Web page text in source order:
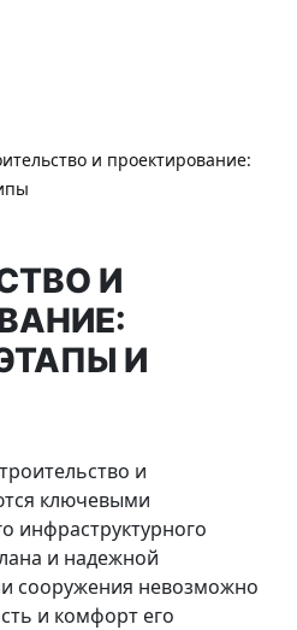
и проектирование:
И
И
и
ключевыми
инфраструктурного
и надежной
сооружения невозможно
и комфорт его